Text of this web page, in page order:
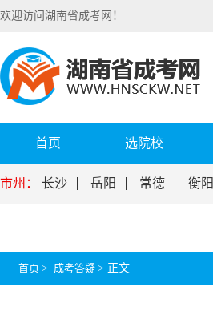
欢迎访问湖南省成考网！
首页 选院校
市州： 长沙 岳阳 常德 衡阳
首页 > 成考答疑 > 正文